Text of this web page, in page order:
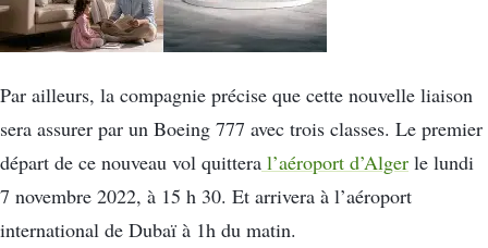
Par ailleurs, la compagnie précise que cette nouvelle liaison
sera assurer par un Boeing 777 avec trois classes. Le premier
départ de ce nouveau vol quittera l’aéroport d’Alger le lundi
7 novembre 2022, à 15 h 30. Et arrivera à l’aéroport
international de Dubaï à 1h du matin.